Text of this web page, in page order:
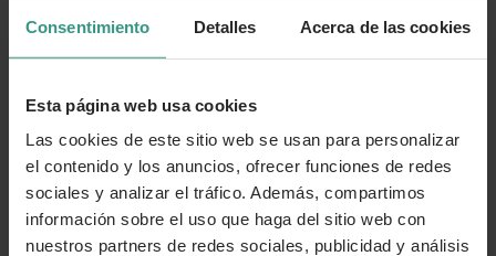
Consentimiento Detalles Acerca de las cookies
Esta página web usa cookies
Las cookies de este sitio web se usan para personalizar
el contenido y los anuncios, ofrecer funciones de redes
sociales y analizar el tráfico. Además, compartimos
información sobre el uso que haga del sitio web con
nuestros partners de redes sociales, publicidad y análisis